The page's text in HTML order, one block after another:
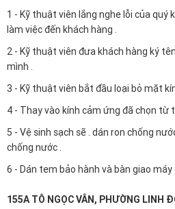
1 - Kỹ thuật viên lắng nghe lỗi của quý
làm việc đến khách hàng .
2 - Kỹ thuật viên đưa khách hàng ký
mình .
3 - Kỹ thuật viên bắt đầu loại bỏ mặt
4 - Thay vào kính cảm ứng đã chọn từ
5 - Vệ sinh sạch sẽ . dán ron chống
chống nước .
6 - Dán tem bảo hành và bàn giao máy
155A TÔ NGỌC VÂN, PHƯỜNG LINH